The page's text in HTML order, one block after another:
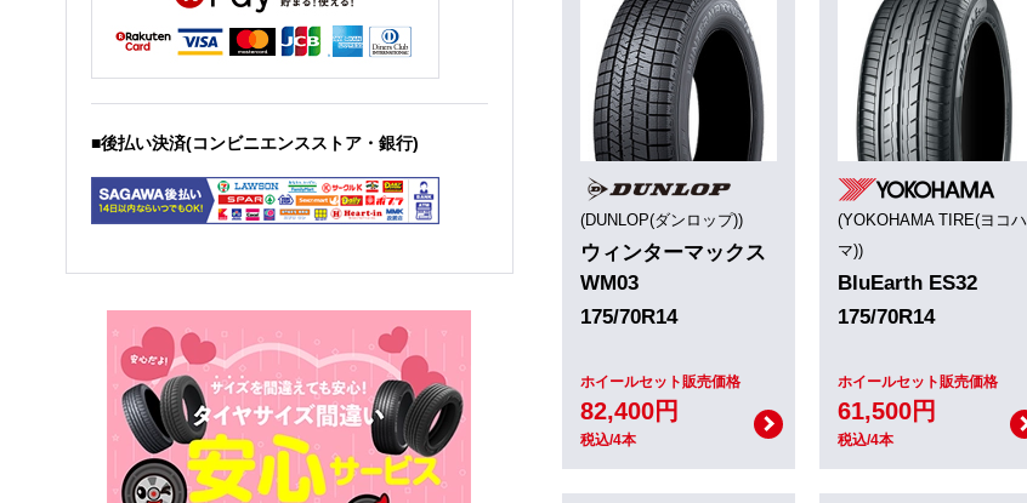
■後払い決済(コンビニエンスストア・銀行)
(DUNLOP(ダンロップ))
ウィンターマックス
WM03
175/70R14
ホイールセット販売価格
82,400円
税込/4本
(YOKOHAMA TIRE(ヨコハ
マ))
BluEarth ES32
175/70R14
ホイールセット販売価格
61,500円
税込/4本